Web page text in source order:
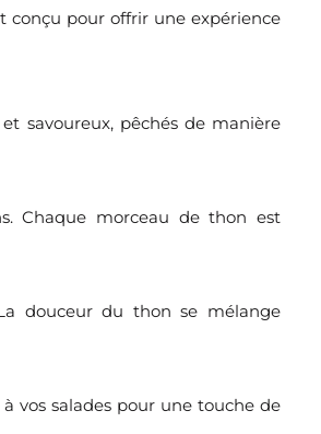
conçu pour offrir une expérience
savoureux, pêchés de manière
Chaque morceau de thon est
douceur du thon se mélange
vos salades pour une touche de